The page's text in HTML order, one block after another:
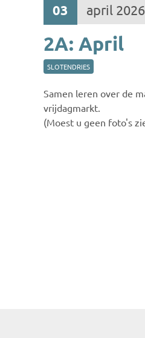
03 april 2026
2A: April
SLOTENDRIES
Samen leren over de
vrijdagmarkt.
(Moest u geen foto's